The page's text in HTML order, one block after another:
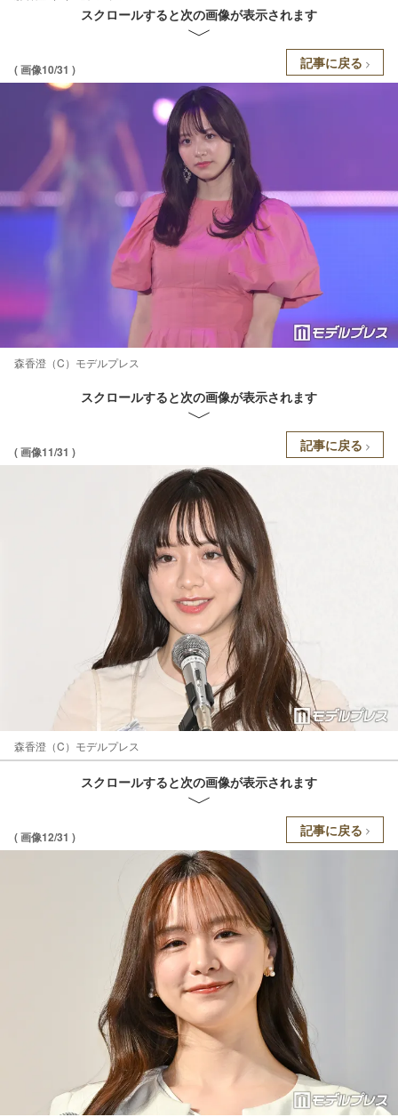
スクロールすると次の画像が表示されます
( 画像10/31 ) 記事に戻る
森香澄（C）モデルプレス
スクロールすると次の画像が表示されます
( 画像11/31 ) 記事に戻る
森香澄（C）モデルプレス
スクロールすると次の画像が表示されます
( 画像12/31 ) 記事に戻る